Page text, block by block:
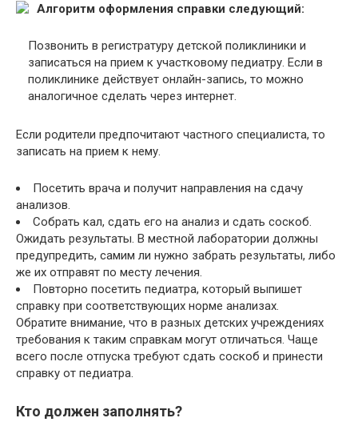
Алгоритм оформления справки следующий:
Позвонить в регистратуру детской поликлиники и
записаться на прием к участковому педиатру. Если в
поликлинике действует онлайн-запись, то можно
аналогичное сделать через интернет.
Если родители предпочитают частного специалиста, то
записать на прием к нему.
Посетить врача и получит направления на сдачу
анализов.
Собрать кал, сдать его на анализ и сдать соскоб.
Ожидать результаты. В местной лаборатории должны
предупредить, самим ли нужно забрать результаты, либо
же их отправят по месту лечения.
Повторно посетить педиатра, который выпишет
справку при соответствующих норме анализах.
Обратите внимание, что в разных детских учреждениях
требования к таким справкам могут отличаться. Чаще
всего после отпуска требуют сдать соскоб и принести
справку от педиатра.
Кто должен заполнять?